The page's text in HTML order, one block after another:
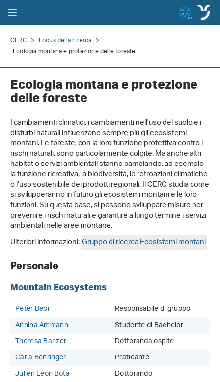
CERC
Focus della ricerca
Ecologia montana e protezione delle foreste
Ecologia montana e protezione
delle foreste
I cambiamenti climatici, i cambiamenti nell'uso del suolo e i
disturbi naturali influenzano sempre più gli ecosistemi
montani. Le foreste, con la loro funzione protettiva contro i
rischi naturali, sono particolarmente colpite. Ma anche altri
habitat o servizi ambientali stanno cambiando, ad esempio
la funzione ricreativa, la biodiversità, le retroazioni climatiche
o l'uso sostenibile dei prodotti regionali. Il CERC studia come
si svilupperanno in futuro gli ecosistemi montani e le loro
funzioni. Su questa base, si possono sviluppare misure per
prevenire i rischi naturali e garantire a lungo termine i servizi
ambientali nelle aree montane.
Ulteriori informazioni:Gruppo di ricerca Ecosistemi montani
Personale
Mountain Ecosystems
Peter Bebi
Responsabile di gruppo
Annina Ammann
Studente di Bachelor
Theresa Banzer
Dottoranda ospite
Carla Behringer
Praticante
Julien Leon Bota
Dottorando